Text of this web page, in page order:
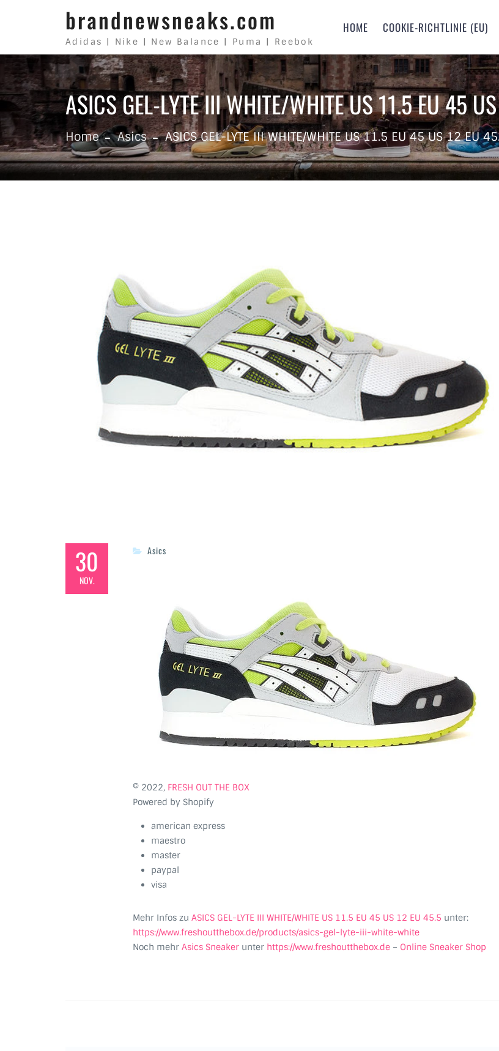
brandnewsneaks.com
Adidas | Nike | New Balance | Puma | Reebok
HOME COOKIE-RICHTLINIE (EU)
ASICS GEL-LYTE III WHITE/WHITE US 11.5 EU 45
Home Asics ASICS GEL-LYTE III WHITE/WHITE US 11.5 EU 45 US 12 EU
30
NOV.
Asics
© 2022, FRESH OUT THE BOX
Powered by Shopify
american express
maestro
master
paypal
visa
Mehr Infos zu ASICS GEL-LYTE III WHITE/WHITE US 11.5 EU 45 US 12 EU 45.5 unter:
https://www.freshoutthebox.de/products/asics-gel-lyte-iii-white-white
Noch mehr Asics Sneaker unter https://www.freshoutthebox.de – Online Sneaker Shop